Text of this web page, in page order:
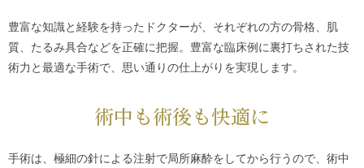
豊富な知識と経験を持ったドクターが、それぞれの方の骨格、肌
質、たるみ具合などを正確に把握。豊富な臨床例に裏打ちされた技
術力と最適な手術で、思い通りの仕上がりを実現します。
術中も術後も快適に
手術は、極細の針による注射で局所麻酔をしてから行うので、術中